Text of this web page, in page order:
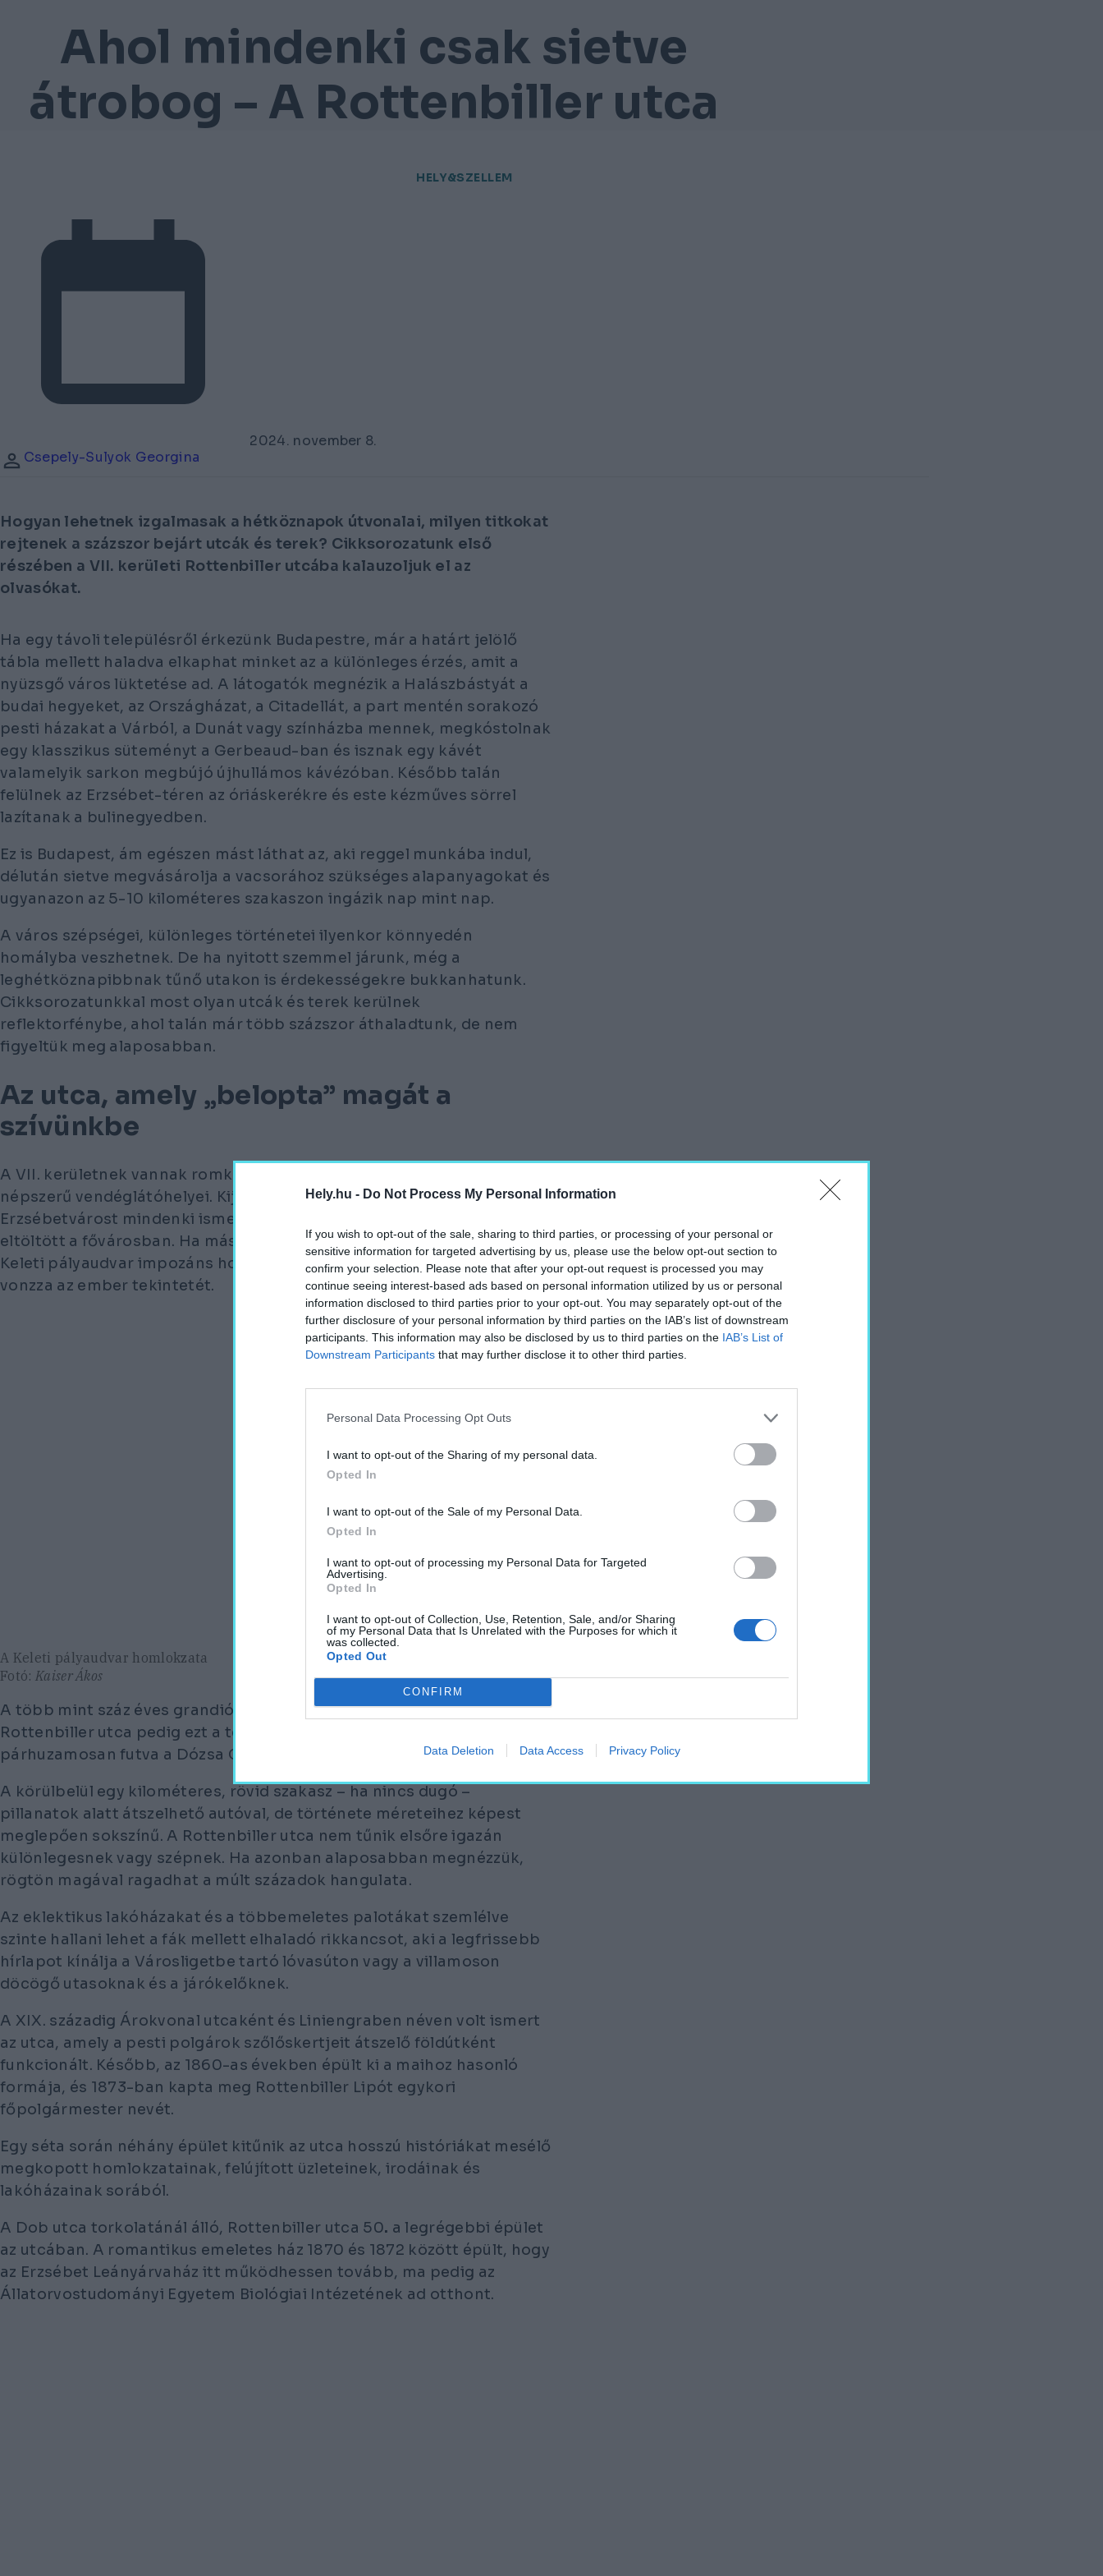
Hely.hu - Do Not Process My Personal Information
If you wish to opt-out of the sale, sharing to third parties, or processing of your personal or
sensitive information for targeted advertising by us, please use the below opt-out section to
confirm your selection. Please note that after your opt-out request is processed you may
continue seeing interest-based ads based on personal information utilized by us or personal
information disclosed to third parties prior to your opt-out. You may separately opt-out of the
further disclosure of your personal information by third parties on the IAB’s list of downstream
participants. This information may also be disclosed by us to third parties on the IAB’s List of
Downstream Participants that may further disclose it to other third parties.
Personal Data Processing Opt Outs
I want to opt-out of the Sharing of my personal data.
Opted In
I want to opt-out of the Sale of my Personal Data.
Opted In
I want to opt-out of processing my Personal Data for Targeted
Advertising.
Opted In
I want to opt-out of Collection, Use, Retention, Sale, and/or Sharing
of my Personal Data that Is Unrelated with the Purposes for which it
was collected.
Opted Out
CONFIRM
Data Deletion Data Access Privacy Policy
Ahol mindenki csak sietve
átrobog – A Rottenbiller utca
HELY&SZELLEM
2024. november 8.
Csepely-Sulyok Georgina
Hogyan lehetnek izgalmasak a hétköznapok útvonalai, milyen titkokat
rejtenek a százszor bejárt utcák és terek? Cikksorozatunk első
részében a VII. kerületi Rottenbiller utcába kalauzoljuk el az
olvasókat.
Ha egy távoli településről érkezünk Budapestre, már a határt jelölő
tábla mellett haladva elkaphat minket az a különleges érzés, amit a
nyüzsgő város lüktetése ad. A látogatók megnézik a Halászbástyát a
budai hegyeket, az Országházat, a Citadellát, a part mentén sorakozó
pesti házakat a Várból, a Dunát vagy színházba mennek, megkóstolnak
egy klasszikus süteményt a Gerbeaud-ban és isznak egy kávét
valamelyik sarkon megbújó újhullámos kávézóban. Később talán
felülnek az Erzsébet-téren az óriáskerékre és este kézműves sörrel
lazítanak a bulinegyedben.
Ez is Budapest, ám egészen mást láthat az, aki reggel munkába indul,
délután sietve megvásárolja a vacsorához szükséges alapanyagokat és
ugyanazon az 5-10 kilométeres szakaszon ingázik nap mint nap.
A város szépségei, különleges történetei ilyenkor könnyedén
homályba veszhetnek. De ha nyitott szemmel járunk, még a
leghétköznapibbnak tűnő utakon is érdekességekre bukkanhatunk.
Cikksorozatunkkal most olyan utcák és terek kerülnek
reflektorfénybe, ahol talán már több százszor áthaladtunk, de nem
figyeltük meg alaposabban.
Az utca, amely „belopta” magát a
szívünkbe
A VII. kerületnek vannak romkocsmái, színes tűzfalai és rendkívül
népszerű vendéglátóhelyei. Kijelenthetjük, hogy a bulinegyedet és
Erzsébetvárost mindenki ismeri, aki már legalább néhány napot
eltöltött a fővárosban. Ha máshogyan nem is, de egy-egy utazásnál a
Keleti pályaudvar impozáns homlokzata egészen biztosan magára
vonzza az ember tekintetét.
A Keleti pályaudvar homlokzata
Fotó: Kaiser Ákos
A több mint száz éves grandiózus épület a Baross téren áll a
Rottenbiller utca pedig ezt a területet köti össze a Lövölde térrel,
párhuzamosan futva a Dózsa György úttal és az Erzsébet körúttal.
A körülbelül egy kilométeres, rövid szakasz – ha nincs dugó –
pillanatok alatt átszelhető autóval, de története méreteihez képest
meglepően sokszínű. A Rottenbiller utca nem tűnik elsőre igazán
különlegesnek vagy szépnek. Ha azonban alaposabban megnézzük,
rögtön magával ragadhat a múlt századok hangulata.
Az eklektikus lakóházakat és a többemeletes palotákat szemlélve
szinte hallani lehet a fák mellett elhaladó rikkancsot, aki a legfrissebb
hírlapot kínálja a Városligetbe tartó lóvasúton vagy a villamoson
döcögő utasoknak és a járókelőknek.
A XIX. századig Árokvonal utcaként és Liniengraben néven volt ismert
az utca, amely a pesti polgárok szőlőskertjeit átszelő földútként
funkcionált. Később, az 1860-as években épült ki a maihoz hasonló
formája, és 1873-ban kapta meg Rottenbiller Lipót egykori
főpolgármester nevét.
Egy séta során néhány épület kitűnik az utca hosszú históriákat mesélő
megkopott homlokzatainak, felújított üzleteinek, irodáinak és
lakóházainak sorából.
A Dob utca torkolatánál álló, Rottenbiller utca 50. a legrégebbi épület
az utcában. A romantikus emeletes ház 1870 és 1872 között épült, hogy
az Erzsébet Leányárvaház itt működhessen tovább, ma pedig az
Állatorvostudományi Egyetem Biológiai Intézetének ad otthont.